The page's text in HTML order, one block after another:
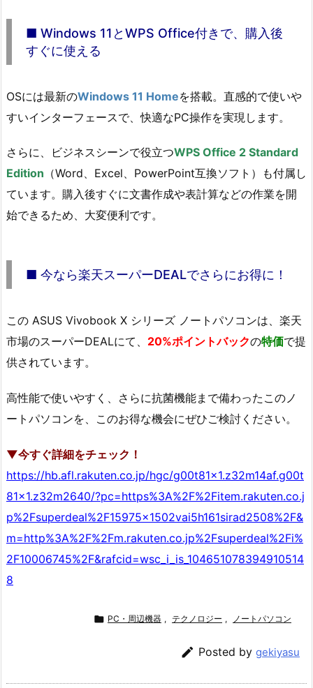
■ Windows 11とWPS Office付きで、購入後
すぐに使える
OSには最新のWindows 11 Homeを搭載。直感的で使いや
すいインターフェースで、快適なPC操作を実現します。
さらに、ビジネスシーンで役立つWPS Office 2 Standard
Edition （Word、Excel、PowerPoint互換ソフト）も付属し
ています。購入後すぐに文書作成や表計算などの作業を開
始できるため、大変便利です。
■ 今なら楽天スーパーDEALでさらにお得に！
この ASUS Vivobook X シリーズ ノートパソコンは、楽天
市場のスーパーDEALにて、 20%ポイントバックの特価で提
供されています。
高性能で使いやすく、さらに抗菌機能まで備わったこのノ
ートパソコンを、このお得な機会にぜひご検討ください。
▼今すぐ詳細をチェック！
https://hb.afl.rakuten.co.jp/hgc/g00t81x1.z32m14af.g00t
81x1.z32m2640/?pc=https%3A%2F%2Fitem.rakuten.co.j
p%2Fsuperdeal%2F15975x1502vai5h161sirad2508%2F&
m=http%3A%2F%2Fm.rakuten.co.jp%2Fsuperdeal%2Fi%
2F10006745%2F&rafcid=wsc_i_is_104651078394910514
8
 PC・周辺機器 , テクノロジー , ノートパソコン
 Posted by gekiyasu